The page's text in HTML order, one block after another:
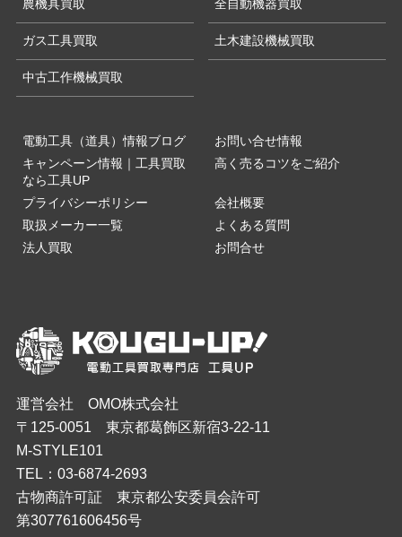
運営会社 OMO株式会社
〒125-0051 東京都葛飾区新宿3-22-11
M-STYLE101
TEL：03-6874-2693
古物商許可証 東京都公安委員会許可
第307761606456号
農機具買取 全自動機器買取
ガス工具買取 土木建設機械買取
中古工作機械買取
電動工具（道具）情報ブログ
お問い合せ情報
キャンペーン情報｜工具買取
なら工具UP
高く売るコツをご紹介
プライバシーポリシー
会社概要
取扱メーカー一覧
よくある質問
法人買取
お問合せ